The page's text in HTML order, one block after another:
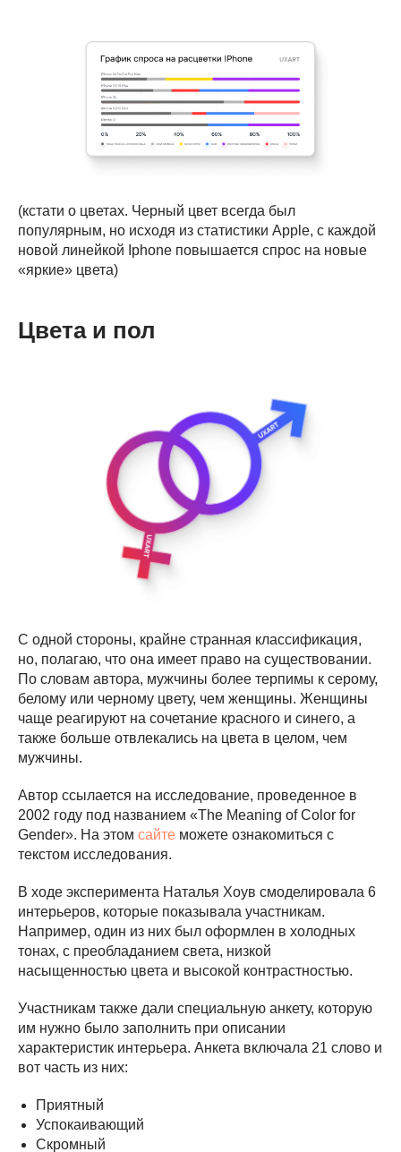
(кстати о цветах. Черный цвет всегда был
популярным, но исходя из статистики Apple, с каждой
новой линейкой Iphone повышается спрос на новые
«яркие» цвета)
Цвета и пол
С одной стороны, крайне странная классификация,
но, полагаю, что она имеет право на существовании.
По словам автора, мужчины более терпимы к серому,
белому или черному цвету, чем женщины. Женщины
чаще реагируют на сочетание красного и синего, а
также больше отвлекались на цвета в целом, чем
мужчины.
Автор ссылается на исследование, проведенное в
2002 году под названием «The Meaning of Color for
Gender». На этом сайте можете ознакомиться с
текстом исследования.
В ходе эксперимента Наталья Хоув смоделировала 6
интерьеров, которые показывала участникам.
Например, один из них был оформлен в холодных
тонах, с преобладанием света, низкой
насыщенностью цвета и высокой контрастностью.
Участникам также дали специальную анкету, которую
им нужно было заполнить при описании
характеристик интерьера. Анкета включала 21 слово и
вот часть из них:
Приятный
Успокаивающий
Скромный